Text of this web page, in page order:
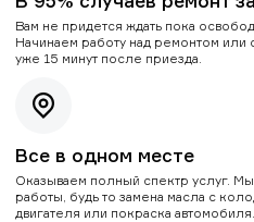
Вам не придется ждать пока
Начинаем работу над ремонтом
уже 15 минут после приезда.
Все в одном месте
Оказываем полный спектр услуг.
работы, будь то замена масла с
двигателя или покраска автомобиля.